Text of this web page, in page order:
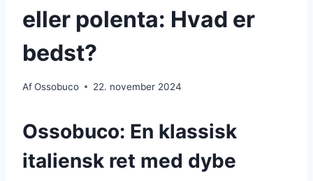
eller polenta: Hvad er
bedst?
AfOssobuco 22. november 2024
Ossobuco: En klassisk
italiensk ret med dybe